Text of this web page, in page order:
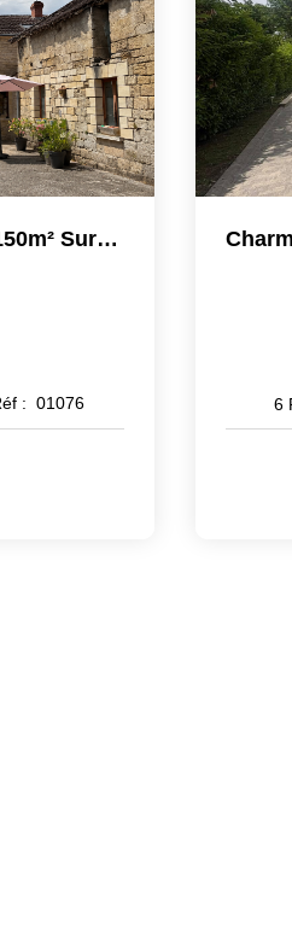
Maison Gouvieux 5 Pièces 150m² Sur Un Terrain De 4700 M²
: 01076 6